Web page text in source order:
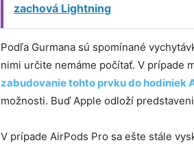
zachová Lightning
Podľa Gurmana sú spomínané
nimi určite nemáme počítať. V prípade
zabudovanie tohto prvku do hodiniek
možnosti. Buď Apple odloží
V prípade AirPods Pro sa ešte stále